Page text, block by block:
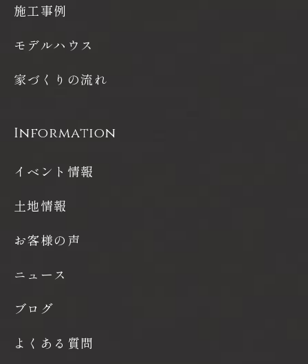
施工事例
モデルハウス
家づくりの流れ
Information
イベント情報
土地情報
お客様の声
ニュース
ブログ
よくある質問